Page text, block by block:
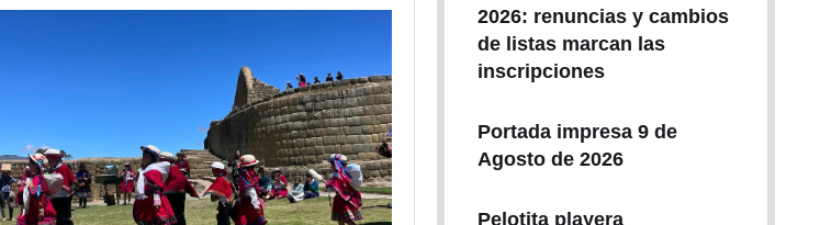
2026: renuncias y cambios
de listas marcan las
inscripciones
Portada impresa 9 de
Agosto de 2026
Pelotita playera